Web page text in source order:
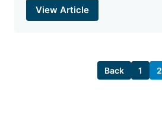
View Article
Back 1 2